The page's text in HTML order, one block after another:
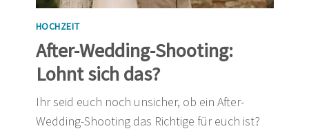
HOCHZEIT
After-Wedding-Shooting:
Lohnt sich das?
Ihr seid euch noch unsicher, ob ein After-
Wedding-Shooting das Richtige für euch ist?